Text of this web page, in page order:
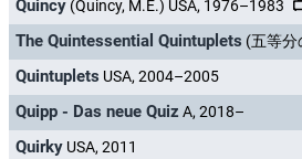
Quincy (Quincy, M.E.) USA, 1976–1983
The Quintessential Quintuplets (五等分
Quintuplets USA, 2004–2005
Quipp - Das neue Quiz A, 2018–
Quirky USA, 2011